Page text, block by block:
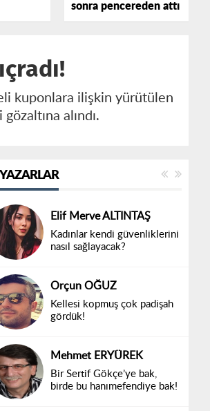
sonra pencereden attı
kuponlara ilişkin yürütülen
alındı.
Elif Merve ALTINTAŞ
Kadınlar kendi güvenliklerini
nasıl sağlayacak?
Orçun OĞUZ
Kellesi kopmuş çok padişah
gördük!
Mehmet ERYÜREK
Bir Sertif Gökçe’ye bak,
birde bu hanımefendiye bak!